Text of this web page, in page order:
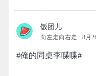
饭团儿
向左走向右走 8月
#俺的同桌李喋喋#